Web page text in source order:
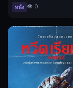
หนัง 👁️ 0